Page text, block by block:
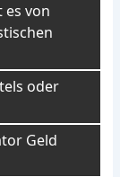
von
oder
Geld